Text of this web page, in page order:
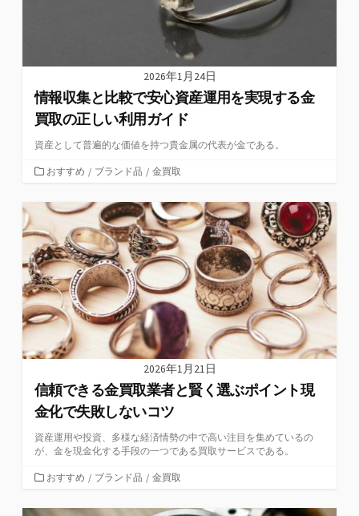
2026年1月24日
情報収集と比較で安心資産運用を実現する金
買取の正しい利用ガイド
資産として普遍的な価値を持つ貴金属の代表が金である。
カ
ゴ
リ
ー
おすすめ / ブランド品 / 金買取
2026年1月21日
信頼できる金買取業者と賢く選ぶポイント現
金化で失敗しないコツ
資産運用や投資、多様な経済情勢の中で高い注目を集めているの
が、金を現金化する手段の一つである買取サービスである。
カ
ゴ
おすすめ / ブランド品 / 金買取